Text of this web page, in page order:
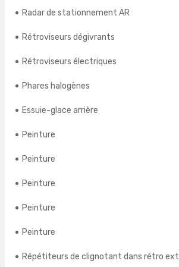
Radar de stationnement AR
Rétroviseurs dégivrants
Rétroviseurs électriques
Phares halogènes
Essuie-glace arrière
Peinture
Peinture
Peinture
Peinture
Peinture
Répétiteurs de clignotant dans rétro ext